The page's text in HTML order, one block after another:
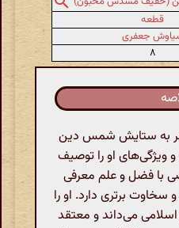
قطعه
جعفری
۸
به ستایش شمس دین
ویژگی‌های او را توصیف
با فضل و علم معرفی
برتری دارد. او را
می‌داند و معتقد